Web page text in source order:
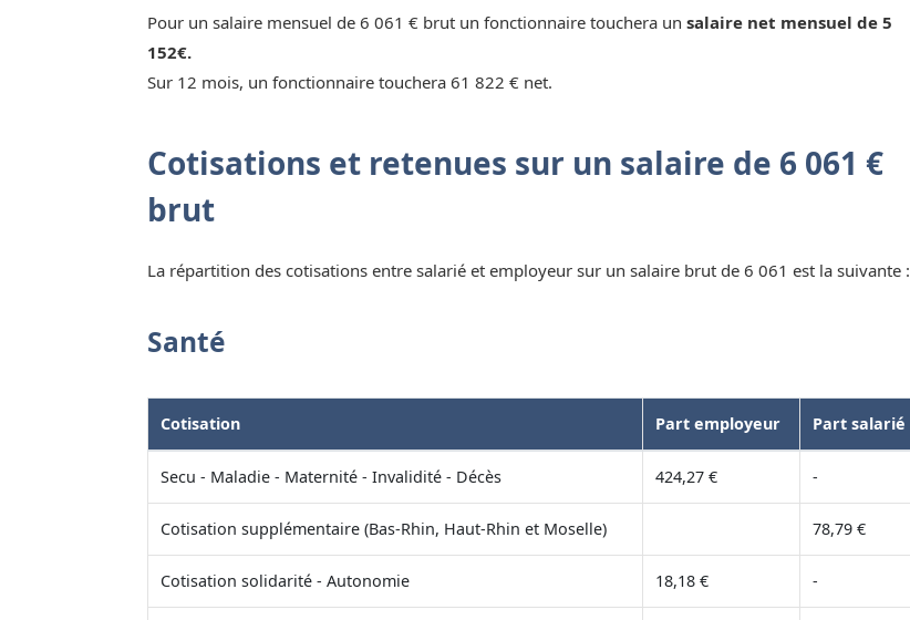
Pour un salaire mensuel de 6 061 € brut un fonctionnaire touchera un salaire net mensuel de 5
152€.
Sur 12 mois, un fonctionnaire touchera 61 822 € net.
Cotisations et retenues sur un salaire de 6 061 €
brut
La répartition des cotisations entre salarié et employeur sur un salaire brut de 6 061 est la suivante :
Santé
Cotisation Part employeur Part salarié
Secu - Maladie - Maternité - Invalidité - Décès 424,27 € -
Cotisation supplémentaire (Bas-Rhin, Haut-Rhin et Moselle) 78,79 €
Cotisation solidarité - Autonomie 18,18 € -